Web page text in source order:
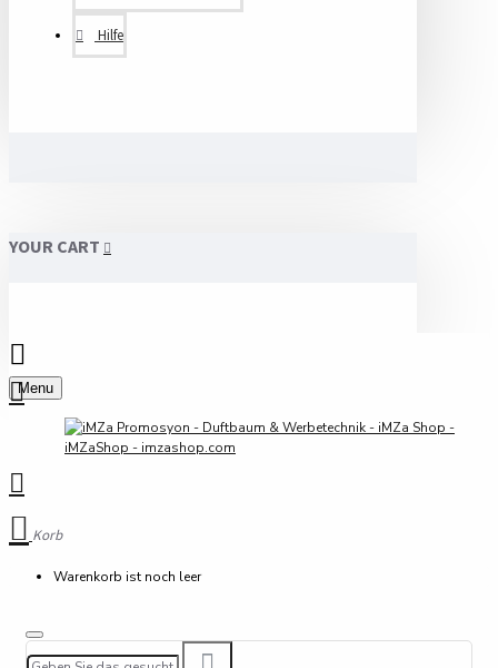
Hilfe
YOUR CART
Menu
Korb
Warenkorb ist noch leer